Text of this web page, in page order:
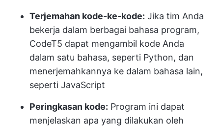
Terjemahan kode-ke-kode: Jika tim Anda
bekerja dalam berbagai bahasa program,
CodeT5 dapat mengambil kode Anda
dalam satu bahasa, seperti Python, dan
menerjemahkannya ke dalam bahasa lain,
seperti JavaScript
Peringkasan kode: Program ini dapat
menjelaskan apa yang dilakukan oleh